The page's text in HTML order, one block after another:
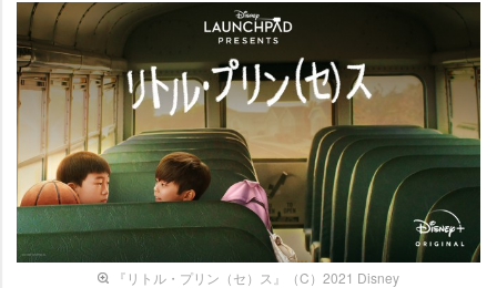
『リトル・プリン（セ）ス』（C）2021 Disney